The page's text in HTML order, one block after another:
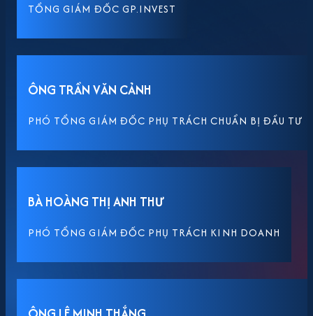
TỔNG GIÁM ĐỐC GP.INVEST
ÔNG TRẦN VĂN CẢNH
PHÓ TỔNG GIÁM ĐỐC PHỤ TRÁCH CHUẨN BỊ ĐẦU TƯ
BÀ HOÀNG THỊ ANH THƯ
PHÓ TỔNG GIÁM ĐỐC PHỤ TRÁCH KINH DOANH